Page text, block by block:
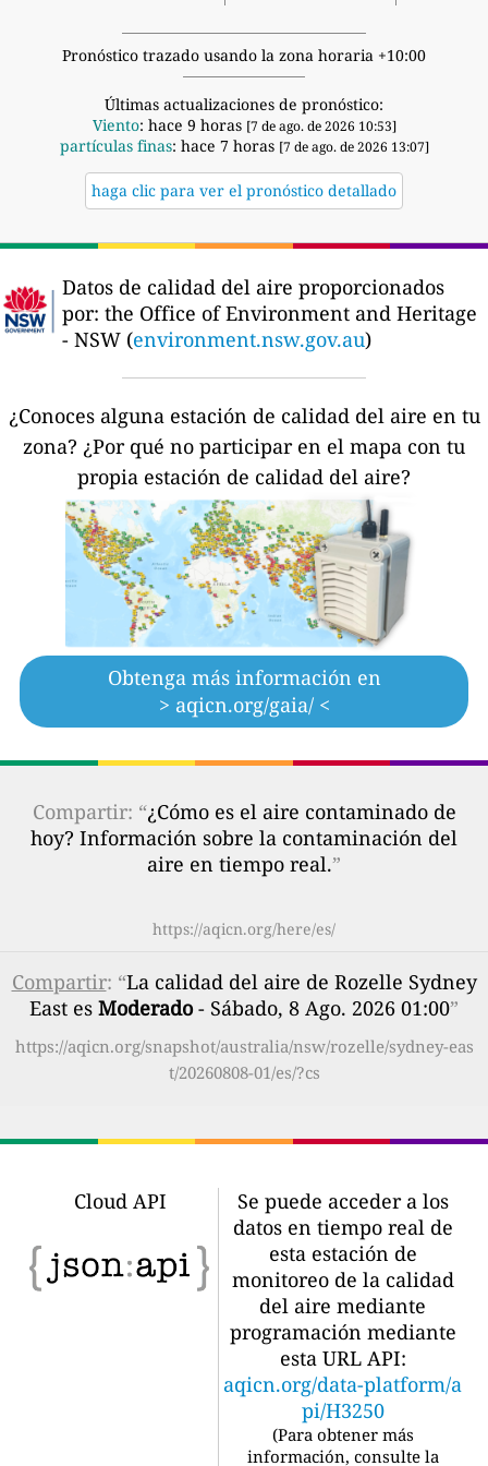
Pronóstico trazado usando la zona horaria +10:00
Últimas actualizaciones de pronóstico:
Viento: hace 9 horas [7 de ago. de 2026 10:53]
partículas finas: hace 7 horas [7 de ago. de 2026 13:07]
haga clic para ver el pronóstico detallado
Datos de calidad del aire proporcionados
por: the Office of Environment and Heritage
- NSW (environment.nsw.gov.au)
¿Conoces alguna estación de calidad del aire en tu
zona? ¿Por qué no participar en el mapa con tu
propia estación de calidad del aire?
Obtenga más información en
> aqicn.org/gaia/ <
Compartir: “¿Cómo es el aire contaminado de
hoy? Información sobre la contaminación del
aire en tiempo real.”
https://aqicn.org/here/es/
Compartir: “La calidad del aire de Rozelle Sydney
East es Moderado- Sábado, 8 Ago. 2026 01:00”
https://aqicn.org/snapshot/australia/nsw/rozelle/sydney-eas
t/20260808-01/es/?cs
Cloud API
Se puede acceder a los
datos en tiempo real de
esta estación de
monitoreo de la calidad
del aire mediante
programación mediante
esta URL API:
aqicn.org/data-platform/a
pi/H3250
(Para obtener más
información, consulte la